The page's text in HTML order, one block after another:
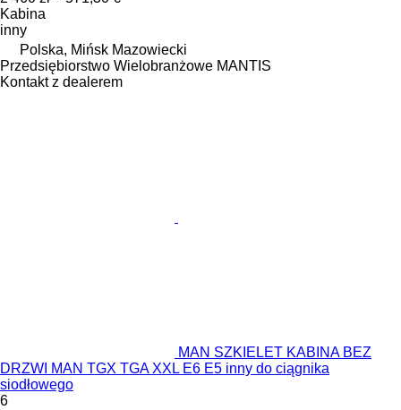
Kabina
inny
Polska, Mińsk Mazowiecki
Przedsiębiorstwo Wielobranżowe MANTIS
Kontakt z dealerem
MAN SZKIELET KABINA BEZ
DRZWI MAN TGX TGA XXL E6 E5 inny do ciągnika
siodłowego
6